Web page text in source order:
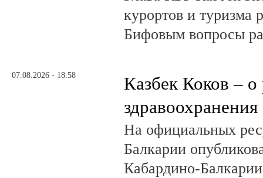
курортов и туризма
Бифовым вопросы
07.08.2026 - 18:58
Казбек Коков – о
На официальных
Балкарии
Кабардино-